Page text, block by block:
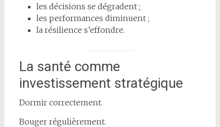
les décisions se dégradent ;
les performances diminuent ;
la résilience s’effondre.
La santé comme
investissement stratégique
Dormir correctement.
Bouger régulièrement.